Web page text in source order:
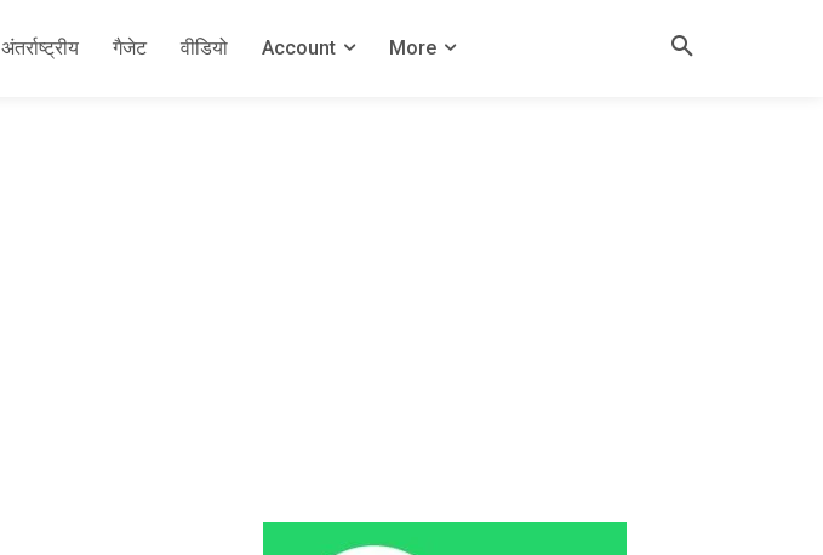
अंतर्राष्ट्रीय गैजेट वीडियो Account More